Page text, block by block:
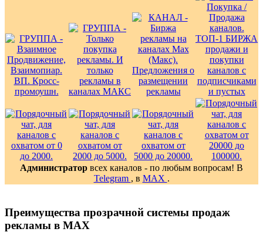
Администратор всех каналов - по любым вопросам! В
Telegram , в MAX .
Преимущества прозрачной системы продаж
рекламы в MAX